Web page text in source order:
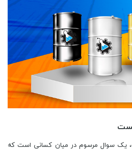
، یک سوال مرسوم در میان کسانی است که